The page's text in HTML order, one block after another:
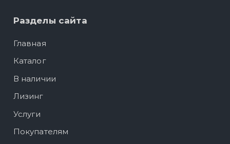
Разделы сайта
Главная
Каталог
В наличии
Лизинг
Услуги
Покупателям